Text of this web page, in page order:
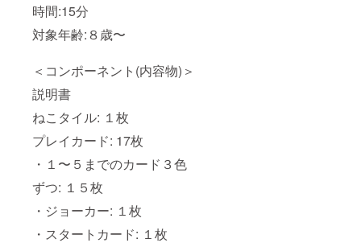
時間:15分
対象年齢:８歳〜
＜コンポーネント(内容物)＞
説明書
ねこタイル: １枚
プレイカード: 17枚
・１〜５までのカード３色
ずつ: １５枚
・ジョーカー: １枚
・スタートカード: １枚